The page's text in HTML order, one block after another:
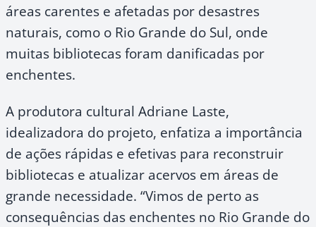
áreas carentes e afetadas por desastres
naturais, como o Rio Grande do Sul, onde
muitas bibliotecas foram danificadas por
enchentes.
A produtora cultural Adriane Laste,
idealizadora do projeto, enfatiza a importância
de ações rápidas e efetivas para reconstruir
bibliotecas e atualizar acervos em áreas de
grande necessidade. “Vimos de perto as
consequências das enchentes no Rio Grande do